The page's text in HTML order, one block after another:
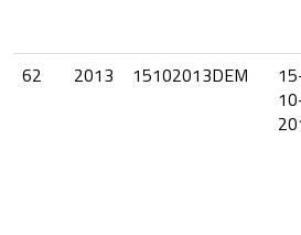
62
2013 15102013DEM